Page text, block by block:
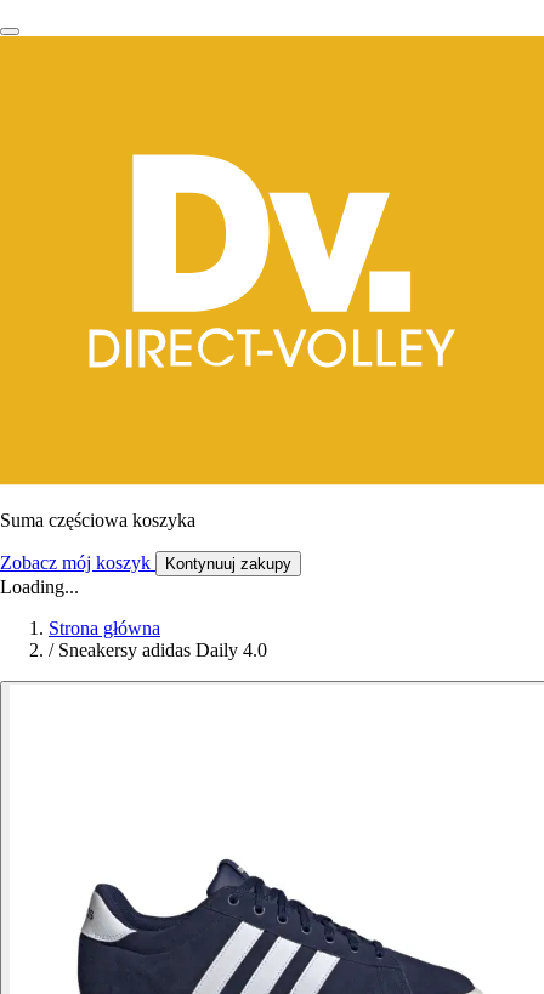
Suma częściowa koszyka
Zobacz mój koszyk Kontynuuj zakupy
Loading...
Strona główna
/ Sneakersy adidas Daily 4.0